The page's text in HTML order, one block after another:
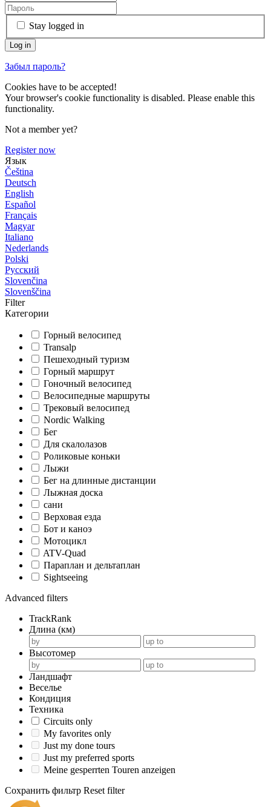
Stay logged in
Забыл пароль?
Cookies have to be accepted!
Your browser's cookie functionality is disabled. Please enable this
functionality.
Not a member yet?
Register now
Язык
Čeština
Deutsch
English
Español
Français
Magyar
Italiano
Nederlands
Polski
Русский
Slovenčina
Slovenščina
Filter
Категории
Горный велосипед
Transalp
Пешеходный туризм
Горный маршрут
Гоночный велосипед
Велосипедные маршруты
Трековый велосипед
Nordic Walking
Бег
Для скалолазов
Роликовые коньки
Лыжи
Бег на длинные дистанции
Лыжная доска
сани
Верховая езда
Бот и каноэ
Мотоцикл
ATV-Quad
Параплан и дельтаплан
Sightseeing
Advanced filters
TrackRank
Длина (км)
Высотомер
Ландшафт
Веселье
Кондиция
Техника
Circuits only
My favorites only
Just my done tours
Just my preferred sports
Meine gesperrten Touren anzeigen
Сохранить фильтр Reset filter